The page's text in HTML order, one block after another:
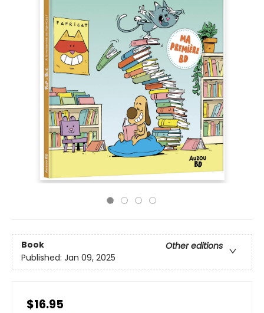
Book
Other editions
Published: Jan 09, 2025
$16.95